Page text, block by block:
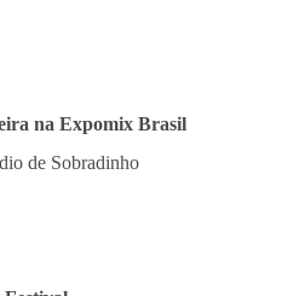
na Expomix Brasil
de Sobradinho